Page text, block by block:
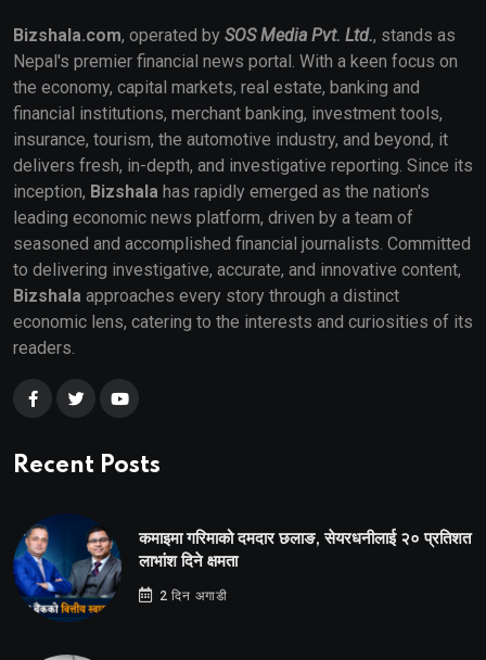
Bizshala.com, operated by SOS Media Pvt. Ltd., stands as
Nepal's premier financial news portal. With a keen focus on
the economy, capital markets, real estate, banking and
financial institutions, merchant banking, investment tools,
insurance, tourism, the automotive industry, and beyond, it
delivers fresh, in-depth, and investigative reporting. Since its
inception, Bizshala has rapidly emerged as the nation's
leading economic news platform, driven by a team of
seasoned and accomplished financial journalists. Committed
to delivering investigative, accurate, and innovative content,
Bizshala approaches every story through a distinct
economic lens, catering to the interests and curiosities of its
readers.
Recent Posts
कमाइमा गरिमाको दमदार छलाङ, सेयरधनीलाई २० प्रतिशत
लाभांश दिने क्षमता
2 दिन अगाडी